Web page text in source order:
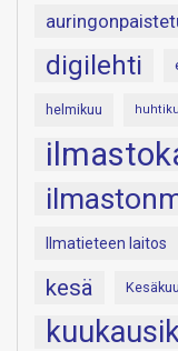
digilehti
helmikuu
Ilmatieteen laitos
kesä Kesäkuu